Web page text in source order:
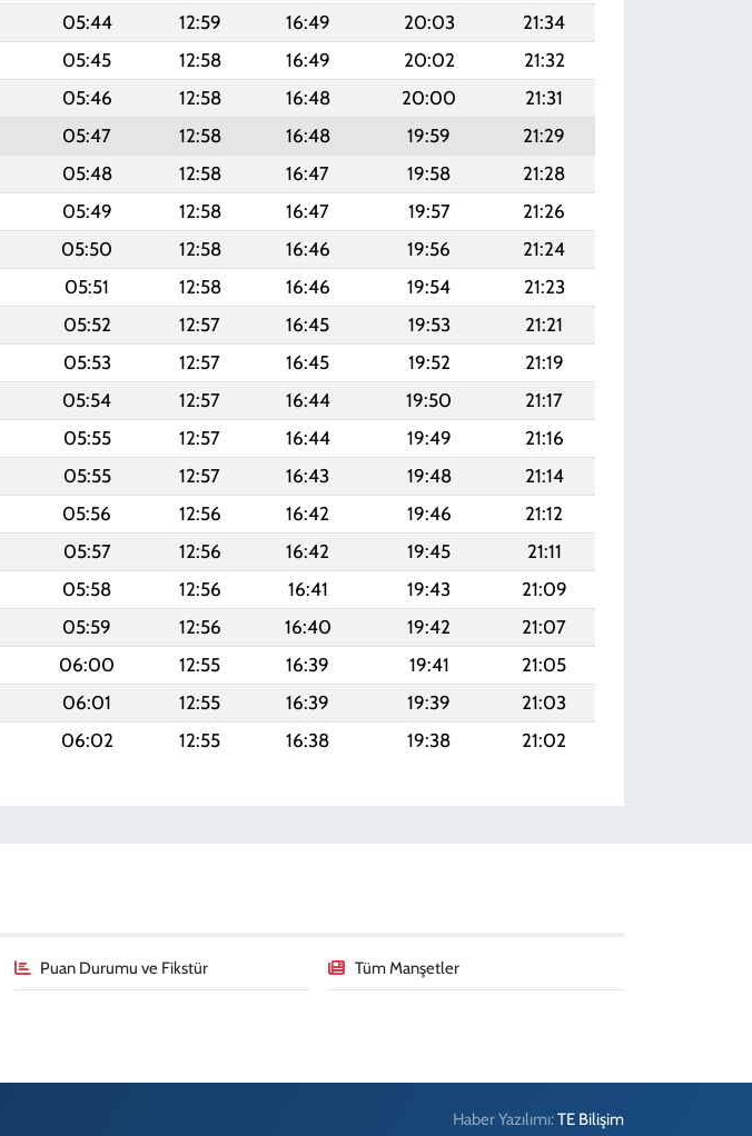
05:44 12:59 16:49 20:03
21:34
05:45 12:58 16:49 20:02
21:32
05:46 12:58 16:48 20:00
21:31
05:47 12:58 16:48 19:59
21:29
05:48 12:58 16:47 19:58
21:28
05:49 12:58 16:47 19:57
21:26
05:50 12:58 16:46 19:56
21:24
05:51 12:58 16:46 19:54
21:23
05:52 12:57 16:45 19:53
21:21
05:53 12:57 16:45 19:52
21:19
05:54 12:57 16:44 19:50
21:17
05:55 12:57 16:44 19:49
21:16
05:55 12:57 16:43 19:48
21:14
05:56 12:56 16:42 19:46
21:12
05:57 12:56 16:42 19:45
21:11
05:58 12:56 16:41 19:43
21:09
05:59 12:56 16:40 19:42
21:07
06:00 12:55 16:39 19:41
21:05
06:01 12:55 16:39 19:39
21:03
06:02 12:55 16:38 19:38 21:02
Puan Durumu ve Fikstür Tüm Manşetler
Haber Yazılımı:TE Bilişim